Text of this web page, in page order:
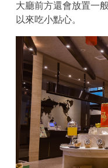
大廳前方還會放置一
以來吃小點心。